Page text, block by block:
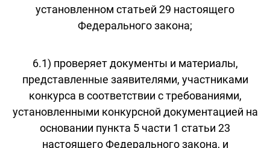
установленном статьей 29 настоящего
Федерального закона;
6.1) проверяет документы и материалы,
представленные заявителями, участниками
конкурса в соответствии с требованиями,
установленными конкурсной документацией на
основании пункта 5 части 1 статьи 23
настоящего Федерального закона, и